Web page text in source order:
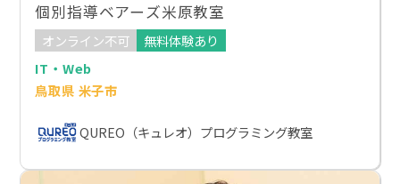
個別指導ベアーズ米原教室
オンライン不可
無料体験あり
IT・Web
鳥取県 米子市
QUREO（キュレオ）プログラミング教室